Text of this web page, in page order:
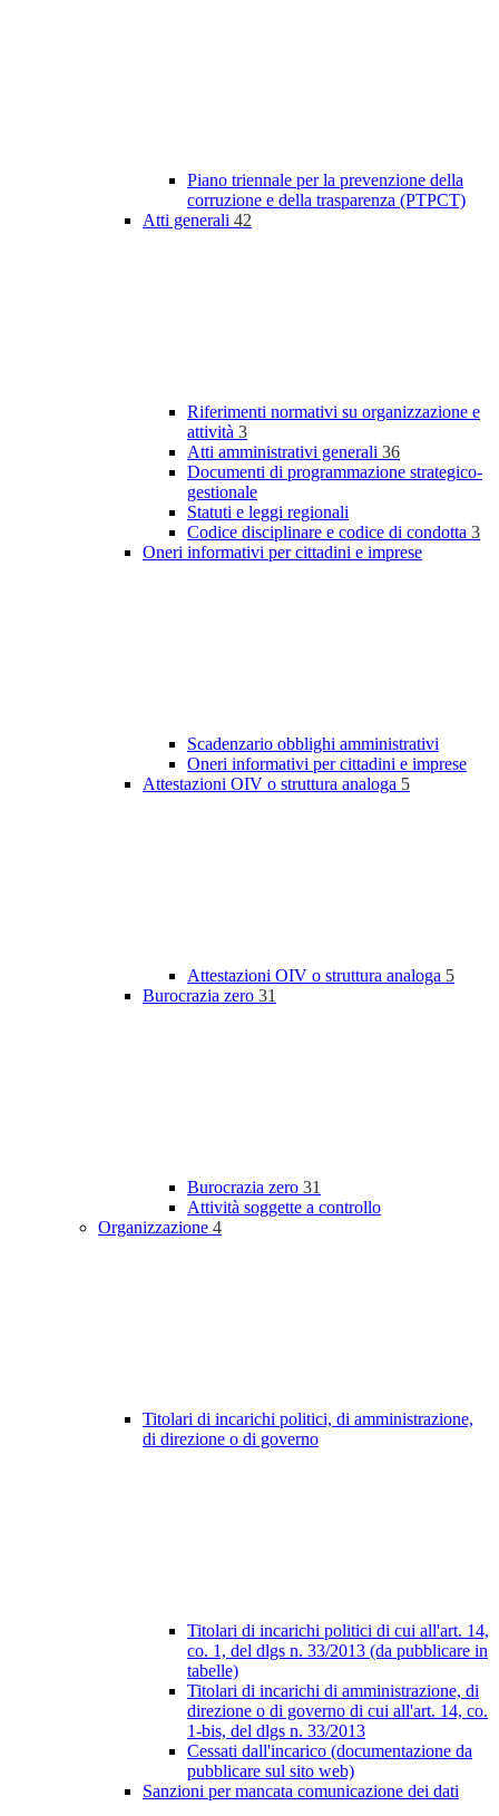
Piano triennale per la prevenzione della
corruzione e della trasparenza (PTPCT)
Atti generali 42
Riferimenti normativi su organizzazione e
attività 3
Atti amministrativi generali 36
Documenti di programmazione strategico-
gestionale
Statuti e leggi regionali
Codice disciplinare e codice di condotta 3
Oneri informativi per cittadini e imprese
Scadenzario obblighi amministrativi
Oneri informativi per cittadini e imprese
Attestazioni OIV o struttura analoga 5
Attestazioni OIV o struttura analoga 5
Burocrazia zero 31
Burocrazia zero 31
Attività soggette a controllo
Organizzazione 4
Titolari di incarichi politici, di amministrazione,
di direzione o di governo
Titolari di incarichi politici di cui all'art. 14,
co. 1, del dlgs n. 33/2013 (da pubblicare in
tabelle)
Titolari di incarichi di amministrazione, di
direzione o di governo di cui all'art. 14, co.
1-bis, del dlgs n. 33/2013
Cessati dall'incarico (documentazione da
pubblicare sul sito web)
Sanzioni per mancata comunicazione dei dati